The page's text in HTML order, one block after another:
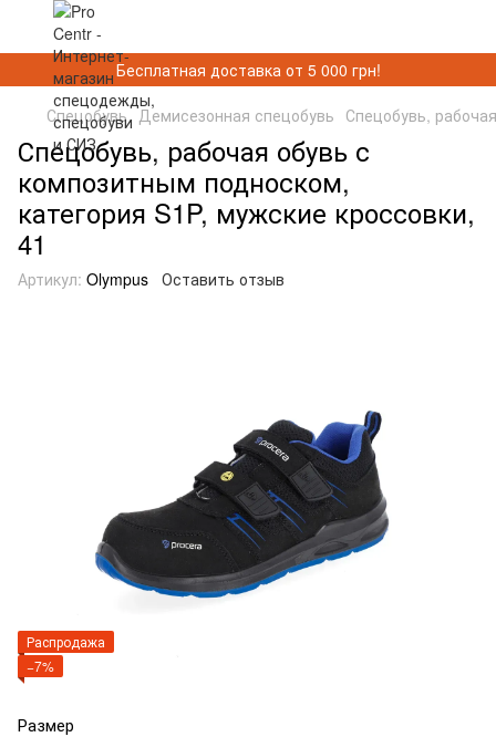
Бесплатная доставка от 5 000 грн!
Спецобувь Демисезонная спецобувь Спецобувь,
Спецобувь, рабочая обувь с
композитным подноском,
категория S1P, мужские кроссовки,
41
Артикул: Olympus Оставить отзыв
Распродажа
−7%
Размер